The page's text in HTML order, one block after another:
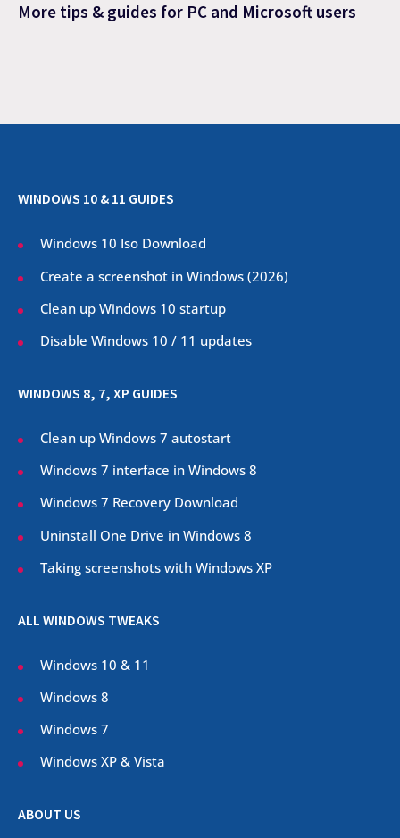
More tips & guides for PC and Microsoft users
WINDOWS 10 & 11 GUIDES
Windows 10 Iso Download
Create a screenshot in Windows (2026)
Clean up Windows 10 startup
Disable Windows 10 / 11 updates
WINDOWS 8, 7, XP GUIDES
Clean up Windows 7 autostart
Windows 7 interface in Windows 8
Windows 7 Recovery Download
Uninstall One Drive in Windows 8
Taking screenshots with Windows XP
ALL WINDOWS TWEAKS
Windows 10 & 11
Windows 8
Windows 7
Windows XP & Vista
ABOUT US